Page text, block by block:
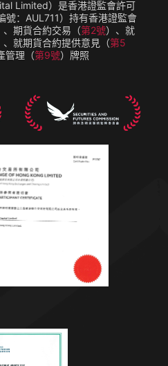
Limited）是香港證監會許可
號：AUL711）持有香港證監會
、期貨合約交易（第2號）、就
、就期貨合約提供意見（第5
管理（第9號）牌照